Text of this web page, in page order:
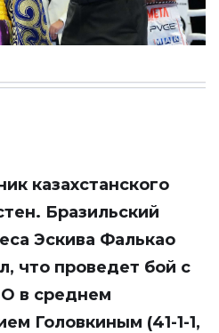
казахстанского
Бразильский
Эскива Фалькао
что проведет бой с
в среднем
Головкиным (41-1-1,